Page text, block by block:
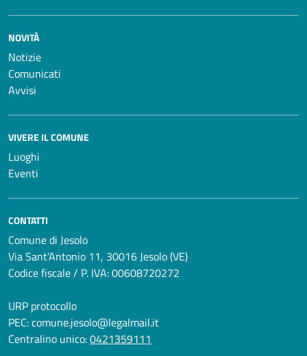
NOVITÀ
Notizie
Comunicati
Avvisi
VIVERE IL COMUNE
Luoghi
Eventi
CONTATTI
Comune di Jesolo
Via Sant'Antonio 11, 30016 Jesolo (VE)
Codice fiscale / P. IVA: 00608720272
URP protocollo
PEC:comune.jesolo@legalmail.it
Centralino unico:0421359111